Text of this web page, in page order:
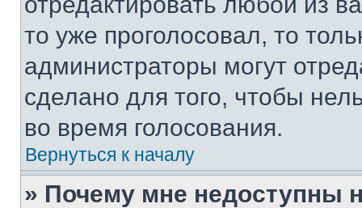
то уже проголосовал, то
администраторы могут
сделано для того, чтобы
во время голосования.
Вернуться к началу
» Почему мне недоступны